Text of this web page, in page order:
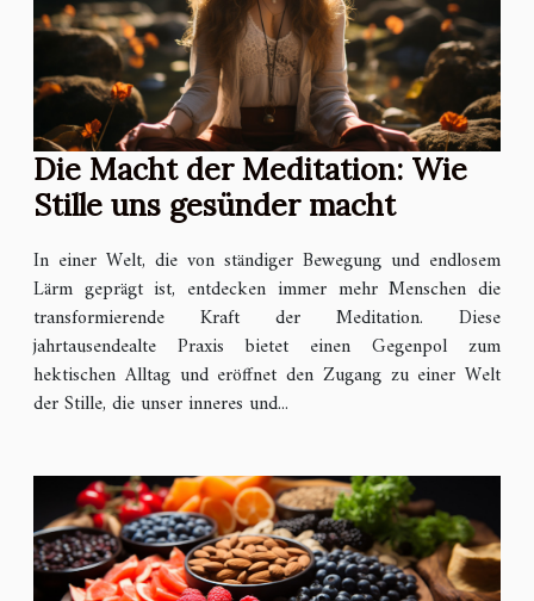
Die Macht der Meditation: Wie
Stille uns gesünder macht
In einer Welt, die von ständiger Bewegung und endlosem
Lärm geprägt ist, entdecken immer mehr Menschen die
transformierende Kraft der Meditation. Diese
jahrtausendealte Praxis bietet einen Gegenpol zum
hektischen Alltag und eröffnet den Zugang zu einer Welt
der Stille, die unser inneres und...